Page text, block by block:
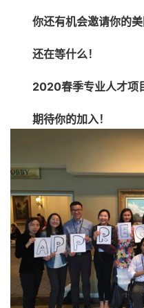
你还有机会邀请你的
还在等什么！
2020春季专业人才项
期待你的加入！